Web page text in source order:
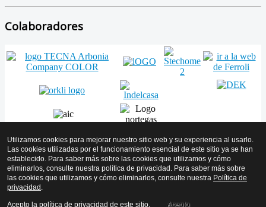
Colaboradores
Volver arriba
© 2026 AMICYF - Asociación Mantenedores de Instalaciones de
Calor y Frío de Euskadi
Utilizamos cookies para mejorar nuestro sitio web y su experiencia al usarlo.
Las cookies utilizadas por el funcionamiento esencial de este sitio ya se han
establecido. Para saber más sobre las cookies que utilizamos y cómo
eliminarlos, consulte nuestra política de privacidad. Para saber más sobre
las cookies que utilizamos y cómo eliminarlos, consulte nuestra Política de
privacidad .
Acepto la política de privacidad de este sitio. Acepto